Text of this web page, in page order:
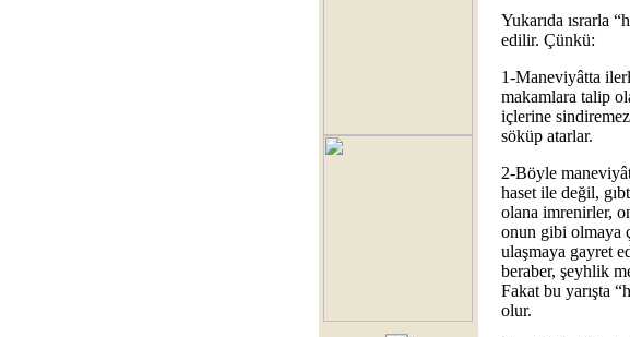
Yukarıda ısrarla
edilir. Çünkü:
1-Maneviyâtta
makamlara talip
içlerine
söküp atarlar.
2-Böyle
haset ile değil,
olana imrenirler,
onun gibi olmaya
ulaşmaya gayret
beraber, şeyhlik
Fakat bu yarışta
olur.